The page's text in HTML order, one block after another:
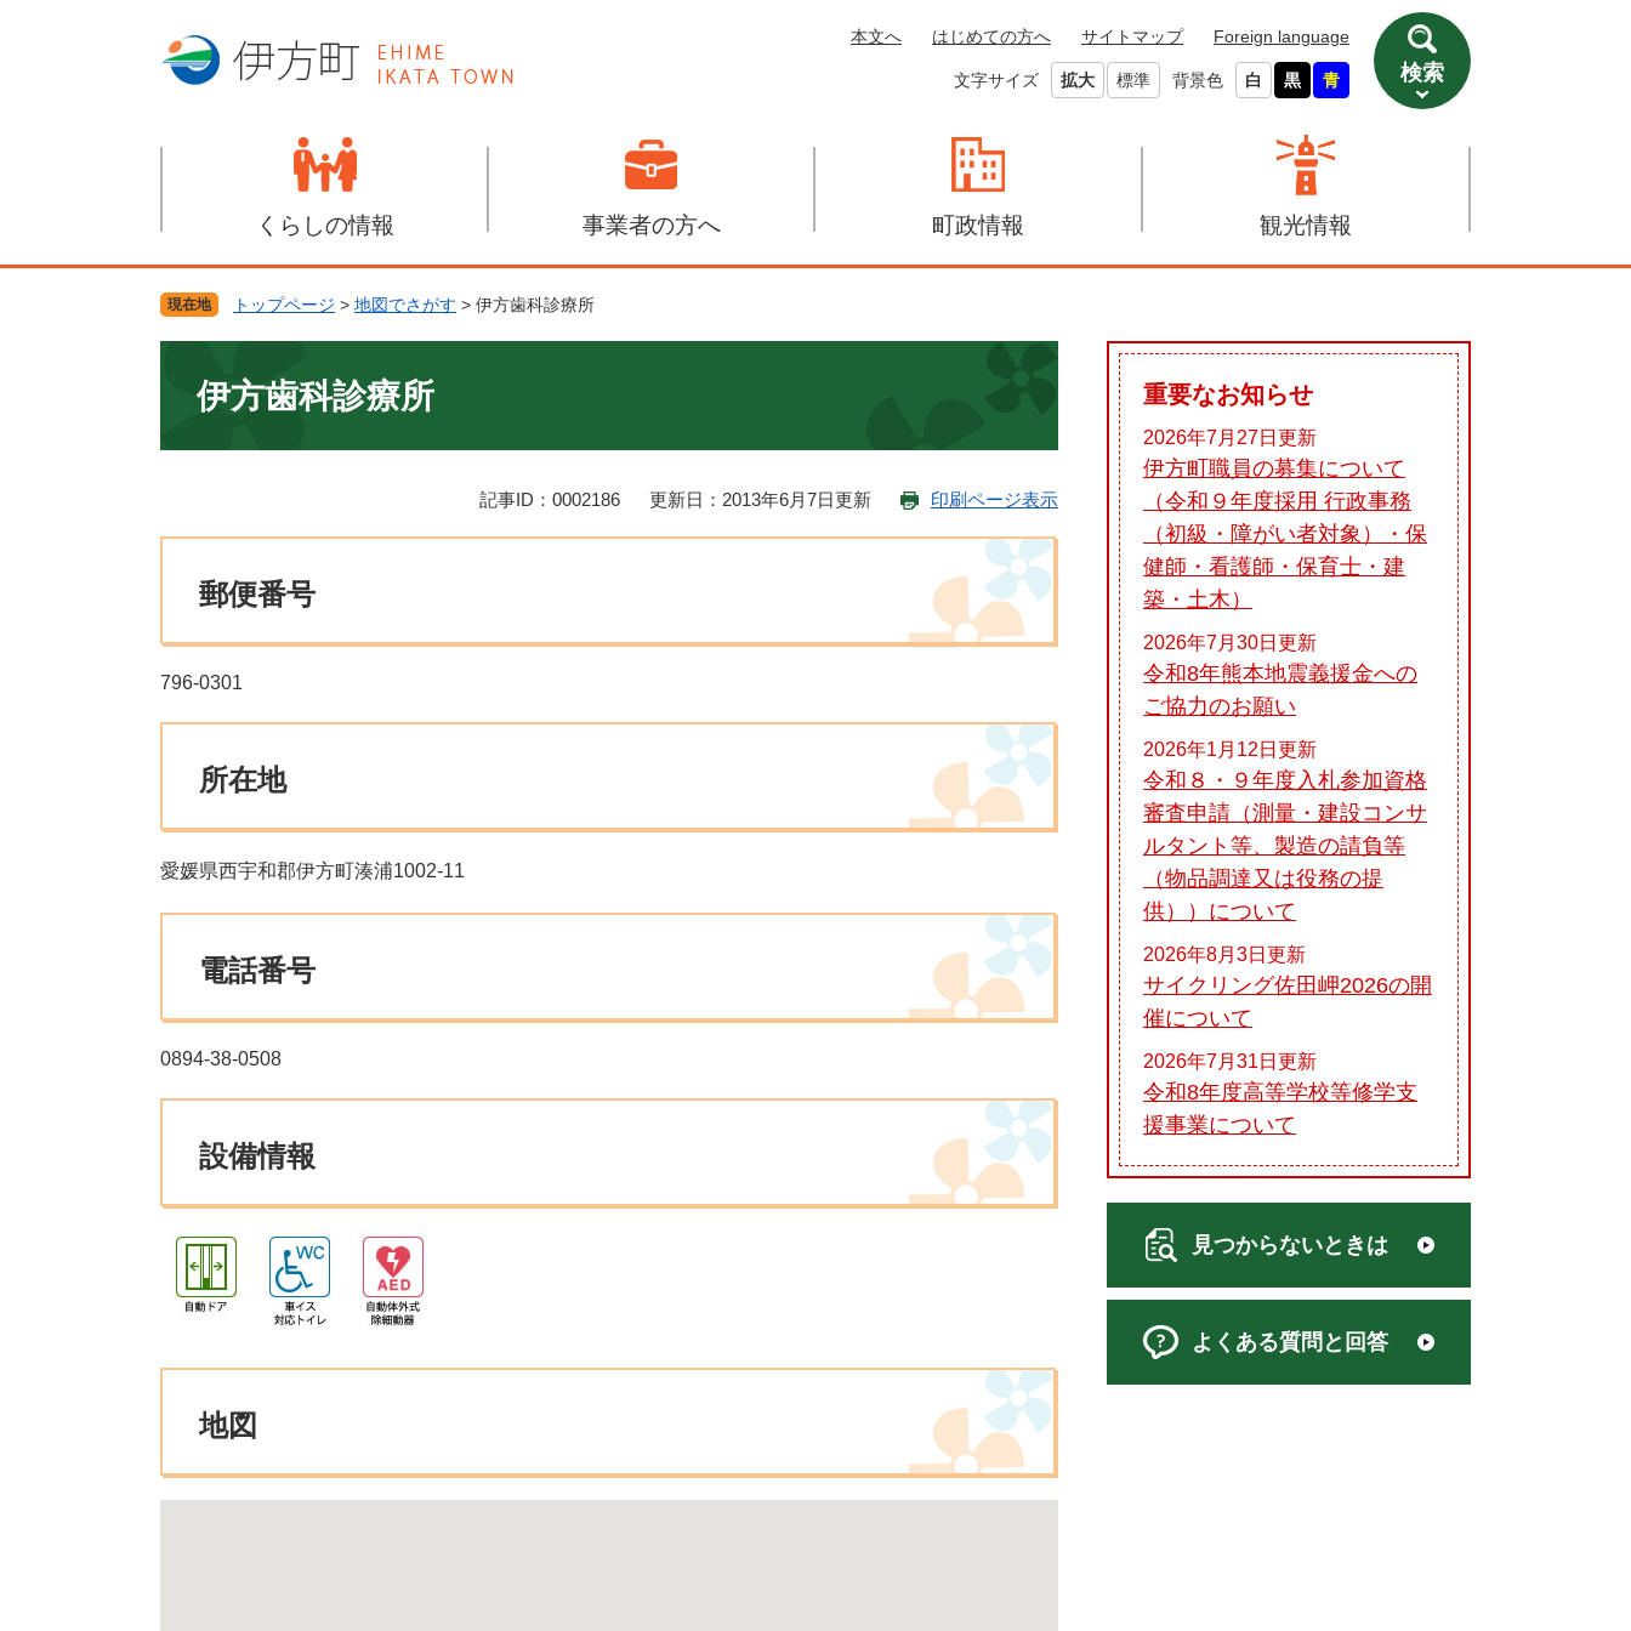
本文へ はじめての方へ サイトマップ Foreign language
文字サイズ 拡大 標準 背景色 白 黒 青 検索
くらしの情報 事業者の方へ 町政情報 観光情報
現在地 トップページ > 地図でさがす > 伊方歯科診療所
伊方歯科診療所
記事ID：0002186 更新日：2013年6月7日更新 印刷ページ表示
郵便番号
796-0301
所在地
愛媛県西宇和郡伊方町湊浦1002-11
電話番号
0894-38-0508
設備情報
地図
重要なお知らせ
2026年7月27日更新
伊方町職員の募集について
（令和９年度採用 行政事務
（初級・障がい者対象）・保
健師・看護師・保育士・建
築・土木）
2026年7月30日更新
令和8年熊本地震義援金への
ご協力のお願い
2026年1月12日更新
令和８・９年度入札参加資格
審査申請（測量・建設コンサ
ルタント等、製造の請負等
（物品調達又は役務の提
供））について
2026年8月3日更新
サイクリング佐田岬2026の開
催について
2026年7月31日更新
令和8年度高等学校等修学支
援事業について
見つからないときは
よくある質問と回答